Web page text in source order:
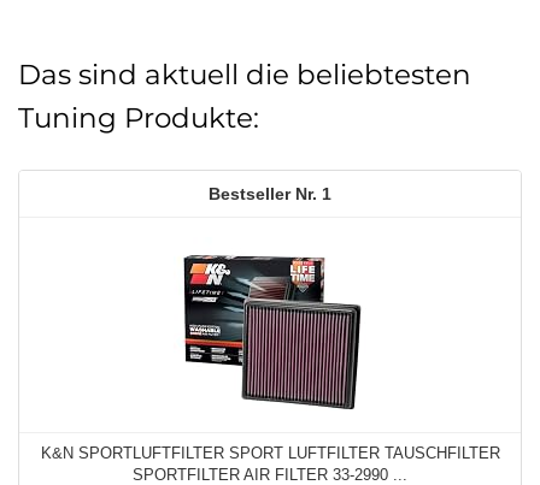
Das sind aktuell die beliebtesten
Tuning Produkte:
1
K&N SPORTLUFTFILTER SPORT LUFTFILTER TAUSCHFILTER
SPORTFILTER AIR FILTER 33-2990 ...